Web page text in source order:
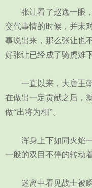
张让看了赵逸一眼，
交代事情的时候，并未
事说出来，那么张让也
好张让已经成了骑虎难
一直以来，大唐王朝
在做出一定贡献之后，
做“出将为相”。
浑身上下如同火焰一
一般的双目不停的转动着
迷离中看见战士被瞬